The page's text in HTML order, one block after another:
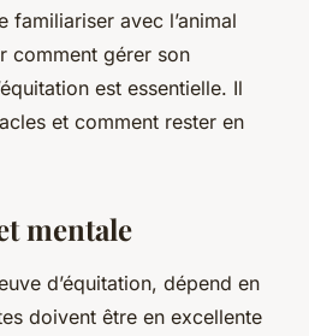
avec l’animal
comment gérer son
est essentielle. Il
et comment rester en
mentale
d’équitation, dépend en
doivent être en excellente